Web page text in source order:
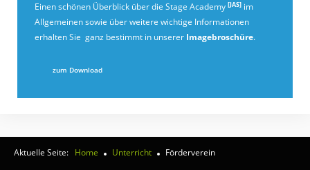
Einen schönen Überblick über die Stage Academy [JAS] im
Allgemeinen sowie über weitere wichtige Informationen
erhalten Sie ganz bestimmt in unserer Imagebroschüre.
zum Download
Aktuelle Seite: Home Unterricht Förderverein